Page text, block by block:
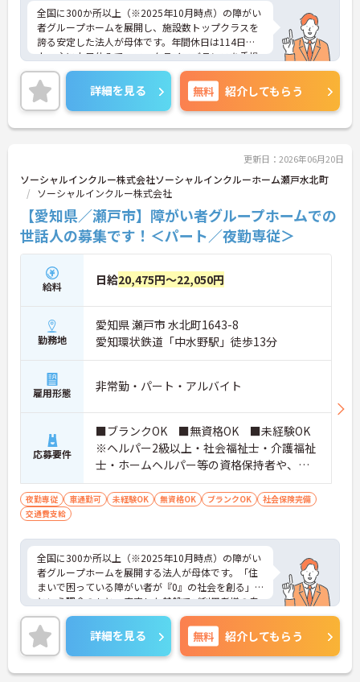
全国に300か所以上（※2025年10月時点）の障がい
者グループホームを展開し、施設数トップクラスを
誇る安定した法人が母体です。年間休日は114日以
上、主に土日休みで、ワークライフバランスを重視
した働き方が可能です。産前産後・育児休暇制度も
あり、子育て世代も安心して働ける環境が整ってい
ます。一般社員研修や外部勉強会受講支援制度など
を通じて着実にスキルアップもできます。チームを
まとめ、メンバーの成長を後押しすることにやりが
の職場です。ご興味のある方は詳細等をお伝えしま
すので、お気軽にお問い合わせください。
詳細を見る 無料 紹介してもらう
更新日：2026年06月20日
ソーシャルインクルー株式会社ソーシャルインクルーホーム瀬戸水北町
ソーシャルインクルー株式会社
【愛知県／瀬戸市】障がい者グループホームでの
世話人の募集です！＜パート／夜勤専従＞
給料 日給20,475円～22,050円
勤務地
愛知県 瀬戸市 水北町1643-8
愛知環状鉄道「中水野駅」徒歩13分
雇用形態 非常勤・パート・アルバイト
応募要件
■ブランクOK ■無資格OK ■未経験OK
※ヘルパー2級以上・社会福祉士・介護福祉
士・ホームヘルパー等の資格保持者や、福
祉系業務経験者、障害者支援施設経験者、
生活支援員、障害者支援員、就労支援員、
夜勤専従 車通勤可 未経験OK 無資格OK ブランクOK
社会保険完備
交通費支給
全国に300か所以上（※2025年10月時点）の障がい
者グループホームを展開する法人が母体です。「住
まいで困っている障がい者が『0』の社会を創る」
という理念のもと、安定した基盤でご利用者様の自
立を支援しています。週1日からの勤務が可能で、W
ワークや扶養内での勤務も歓迎しており、ご自身の
ペースで働けます。20代から60代まで幅広い世代が
活躍中で、未経験や無資格の方でも安心してスター
トできるよう、先輩スタッフが丁寧にサポートしま
詳細を見る 無料 紹介してもらう